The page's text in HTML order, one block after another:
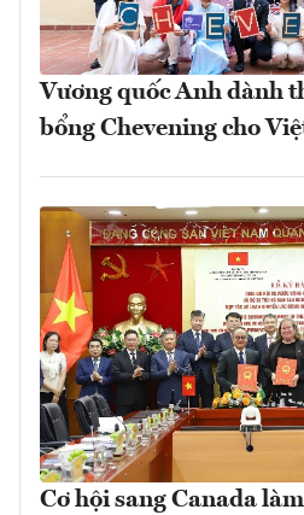
Vương quốc Anh dành
bổng Chevening cho
Cơ hội sang Canada